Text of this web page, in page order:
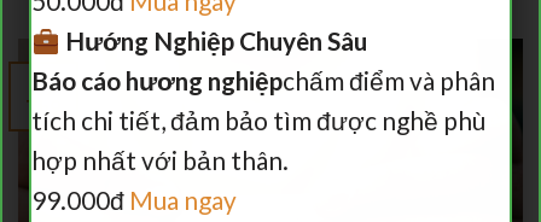
29
Th9
Hướng Nghiệp Chuyên Sâu
Báo cáo hương nghiệpchấm điểm và phân
tích chi tiết, đảm bảo tìm được nghề phù
hợp nhất với bản thân.
99.000đ Mua ngay